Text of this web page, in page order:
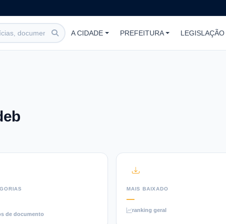
A CIDADE PREFEITURA LEGISLAÇÃO
de documento
MAIS BAIXADO
—
ranking geral